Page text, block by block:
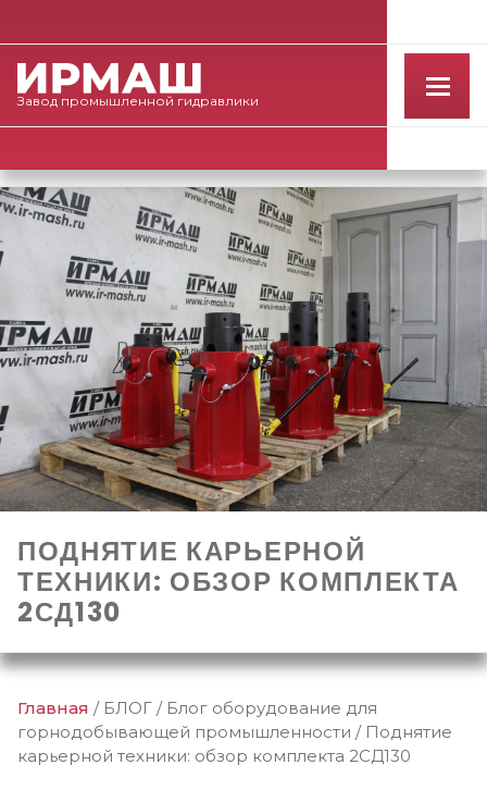
Завод промышленной гидравлики
ПОДНЯТИЕ КАРЬЕРНОЙ
ТЕХНИКИ: ОБЗОР КОМПЛЕКТА
2СД130
Главная / БЛОГ / Блог оборудование для
горнодобывающей промышленности / Поднятие
карьерной техники: обзор комплекта 2СД130